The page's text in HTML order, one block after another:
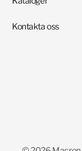
Kontakta oss